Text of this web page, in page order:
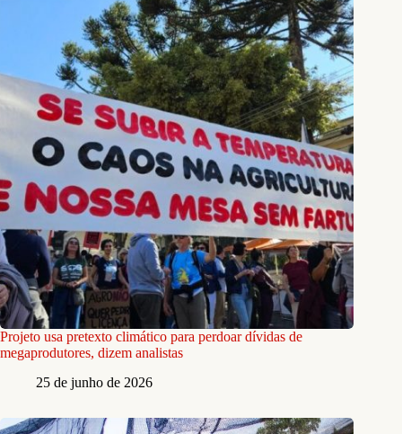
Projeto usa pretexto climático para perdoar dívidas de
megaprodutores, dizem analistas
25 de junho de 2026